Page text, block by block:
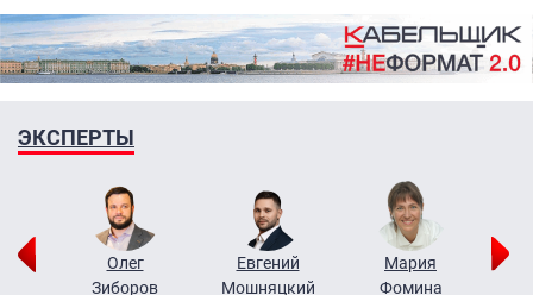
ЭКСПЕРТЫ
Олег
Зиборов
Евгений
Мошняцкий
Мария
Фомина